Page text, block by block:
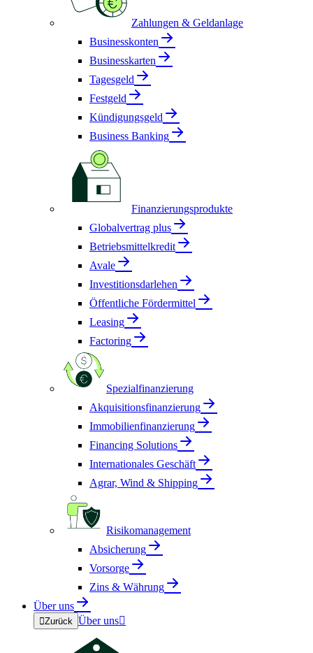
Zahlungen & Geldanlage
Businesskonten
Businesskarten
Tagesgeld
Festgeld
Kündigungsgeld
Business Banking
Finanzierungsprodukte
Globalvertrag plus
Betriebsmittelkredit
Avale
Investitionsdarlehen
Öffentliche Fördermittel
Leasing
Factoring
Spezialfinanzierung
Akquisitionsfinanzierung
Immobilienfinanzierung
Financing Solutions
Internationales Geschäft
Agrar, Wind & Shipping
Risikomanagement
Absicherung
Vorsorge
Zins & Währung
Über uns
Zurück Über uns